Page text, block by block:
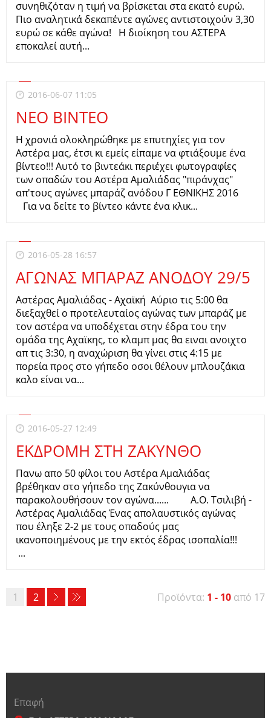
συνηθιζόταν η τιμή να βρίσκεται στα εκατό ευρώ.
Πιο αναλητικά δεκαπέντε αγώνες αντιστοιχούν 3,30
ευρώ σε κάθε αγώνα! Η διοίκηση του ΑΣΤΕΡΑ
εποκαλεί αυτή...
2016-06-07 11:05
ΝΕΟ ΒΙΝΤΕΟ
Η χρονιά ολοκληρώθηκε με επυτηχίες για τον
Αστέρα μας, έτσι κι εμείς είπαμε να φτιάξουμε ένα
βίντεο!!! Αυτό το βιντεάκι περιέχει φωτογραφίες
των οπαδών του Αστέρα Αμαλιάδας "πιράνχας"
απ'τους αγώνες μπαράζ ανόδου Γ ΕΘΝΙΚΗΣ 2016
Για να δείτε το βίντεο κάντε ένα κλικ...
2016-05-28 16:57
ΑΓΩΝΑΣ ΜΠΑΡΑΖ ΑΝΟΔΟΥ 29/5
Αστέρας Αμαλιάδας - Αχαϊκή Aύριο τις 5:00 θα
διεξαχθεί ο προτελευταίος αγώνας των μπαράζ με
τον αστέρα να υποδέχεται στην έδρα του την
ομάδα της Αχαϊκης, το κλαμπ μας θα ειναι ανοιχτο
απ τις 3:30, η αναχώριση θα γίνει στις 4:15 με
πορεία προς στο γήπεδο οσοι θέλουν μπλουζάκια
καλο είναι να...
2016-05-27 12:49
ΕΚΔΡΟΜΗ ΣΤΗ ΖΑΚΥΝΘΟ
Πανω απο 50 φίλοι του Αστέρα Αμαλιάδας
βρέθηκαν στο γήπεδο της Ζακύνθουγια να
παρακολουθήσουν τον αγώνα...... Α.Ο. Τσιλιβή -
Αστέρας Αμαλιάδας Ένας απολαυστικός αγώνας
που έληξε 2-2 με τους οπαδούς μας
ικανοποιημένους με την εκτός έδρας ισοπαλία!!!
...
Προϊόντα: 1 - 10 από 17
1 2
Επαφή